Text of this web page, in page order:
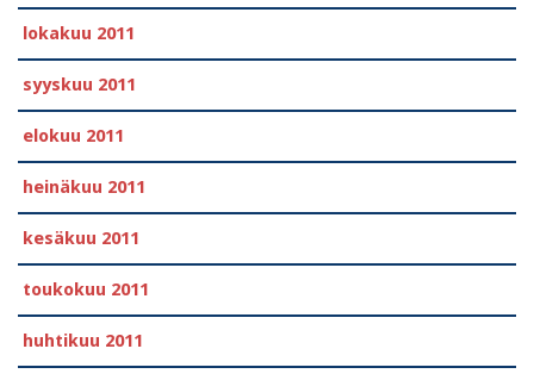
lokakuu 2011
syyskuu 2011
elokuu 2011
heinäkuu 2011
kesäkuu 2011
toukokuu 2011
huhtikuu 2011